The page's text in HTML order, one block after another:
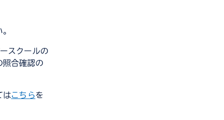
スクールの
照合確認の
はこちらを